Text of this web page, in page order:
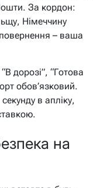
За кордон:
Німеччину
– ваша
дорозі”, “Готова
обов’язковий.
в апліку,
на